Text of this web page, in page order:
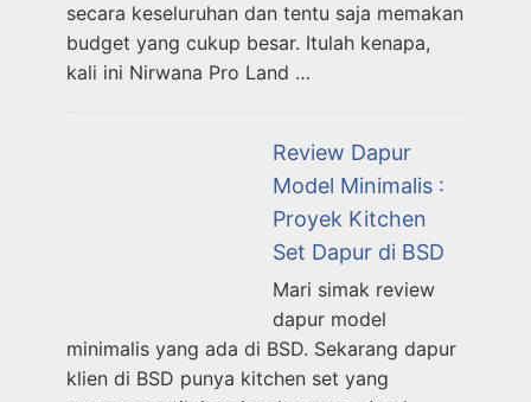
secara keseluruhan dan tentu saja memakan
budget yang cukup besar. Itulah kenapa,
kali ini Nirwana Pro Land …
Review Dapur
Model Minimalis :
Proyek Kitchen
Set Dapur di BSD
Mari simak review
dapur model
minimalis yang ada di BSD. Sekarang dapur
klien di BSD punya kitchen set yang